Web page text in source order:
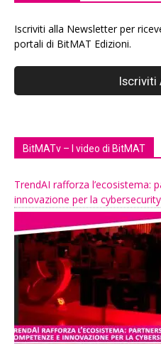
Iscriviti alla Newsletter per
portali di BitMAT Edizioni.
BitMATv – I video di BitMAT
TrendAI rafforza l’ecosistema:
innovazione per la